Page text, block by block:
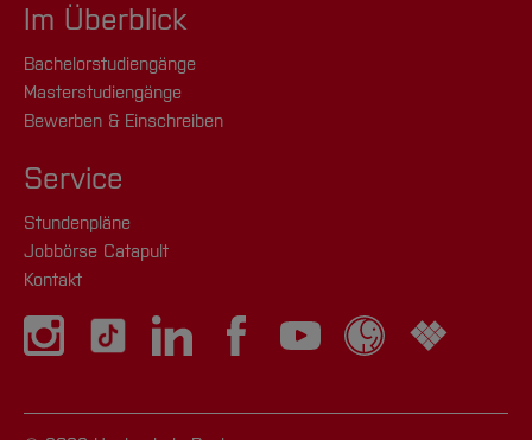
Im Überblick
Bachelorstudiengänge
Masterstudiengänge
Bewerben & Einschreiben
Service
Stundenpläne
Jobbörse Catapult
Kontakt